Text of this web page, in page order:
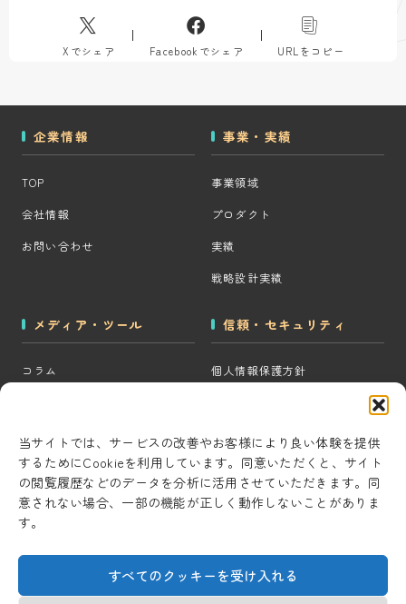
当サイトでは、サービスの改善やお客様により良い体験を提供
するためにCookieを利用しています。同意いただくと、サイト
の閲覧履歴などのデータを分析に活用させていただきます。同
意されない場合、一部の機能が正しく動作しないことがありま
す。
すべてのクッキーを受け入れる
Xでシェア Facebookでシェア URLをコピー
企業情報
TOP
会社情報
お問い合わせ
事業・実績
事業領域
プロダクト
実績
戦略設計実績
メディア・ツール
コラム
CRM・MAツール選定診断
BigQuery×GTM 相場見積もり
ツール
AI用語集
信頼・セキュリティ
個人情報保護方針
コンテンツ制作方針
研究・開発方針
セキュリティ対策